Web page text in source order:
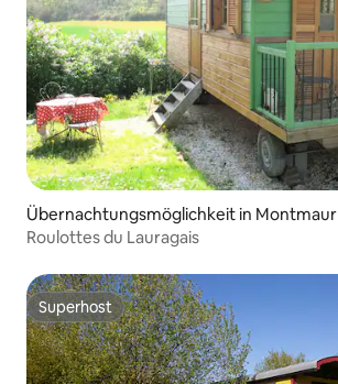
Übernachtungsmöglichkeit in Montmaur
Roulottes du Lauragais
Superhost
Superhost